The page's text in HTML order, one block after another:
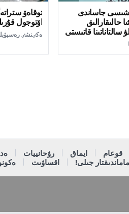
جاساندى
حالىقارالىق
سالتاناتىنا قاتىستى
توقاەۆ
اۆتوجول
ەكٸنشٸ
قوعام ايماق رۋحانييات
جىلى!
اقساۋىت